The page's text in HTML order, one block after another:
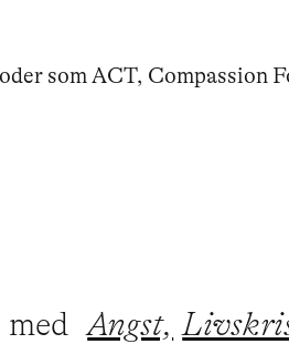
som ACT, Compassion
Angst,